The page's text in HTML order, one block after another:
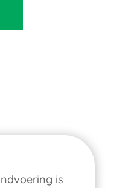
is